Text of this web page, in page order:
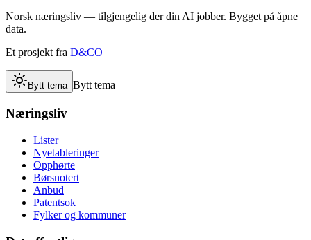
Norsk næringsliv — tilgjengelig der din AI jobber. Bygget på åpne
data.
Et prosjekt fra D&CO
Bytt tema Bytt tema
Næringsliv
Lister
Nyetableringer
Opphørte
Børsnotert
Anbud
Patentsok
Fylker og kommuner